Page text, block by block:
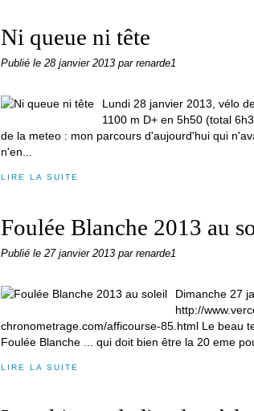
Ni queue ni tête
Publié le 28 janvier 2013 par renarde1
Lundi 28 janvier 2013, vélo
1100 m D+ en 5h50 (total
de la meteo : mon parcours d'aujourd'hui qui
n'en...
LIRE LA SUITE
Foulée Blanche 2013 au
Publié le 27 janvier 2013 par renarde1
Dimanche 27
http://
chronometrage.com/afficourse-85.html Le beau
Foulée Blanche ... qui doit bien être la 20 eme
LIRE LA SUITE